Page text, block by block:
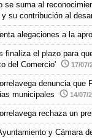
se suma al
su contribución al
alegaciones a la
finaliza el plazo para
del Comercio'
17/07/
denuncia
municipales
14/07/
rechaza un
y Cámara